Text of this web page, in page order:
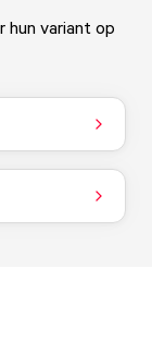
hun variant op